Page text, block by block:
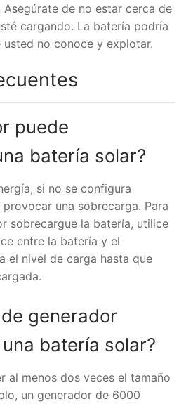
de no estar cerca de
cargando. La batería podría
no conoce y explotar.
puede
batería solar?
si no se configura
una sobrecarga. Para
sobrecargue la batería, utilice
entre la batería y el
el nivel de carga hasta que
generador
batería solar?
al menos dos veces el tamaño
un generador de 6000